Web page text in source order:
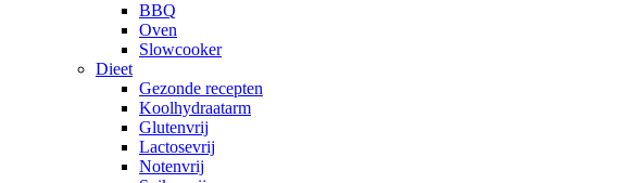
BBQ
Oven
Slowcooker
Dieet
Gezonde recepten
Koolhydraatarm
Glutenvrij
Lactosevrij
Notenvrij